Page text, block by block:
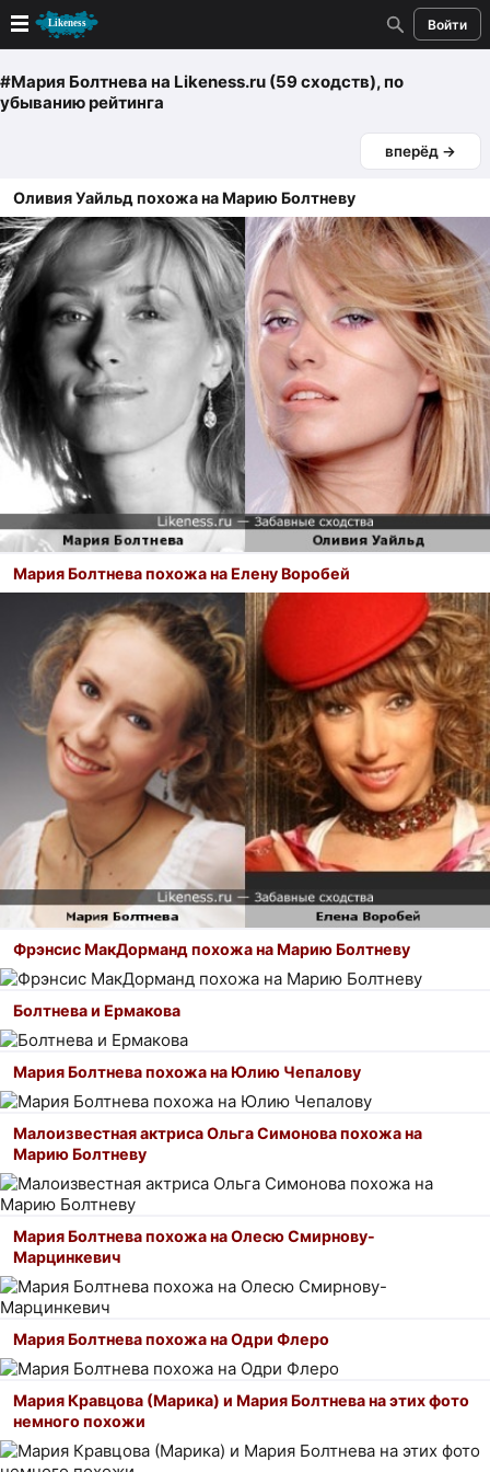
Войти
Новые
Голосование
Кандидаты
Случайное сходство 👍
Создать сходство
Для публикации необходима авторизация
Поиск
#Мария Болтнева на Likeness.ru (59 сходств), по
убыванию рейтинга
вперёд →
Оливия Уайльд похожа на Марию Болтневу
Мария Болтнева похожа на Елену Воробей
Фрэнсис МакДорманд похожа на Марию Болтневу
Болтнева и Ермакова
Мария Болтнева похожа на Юлию Чепалову
Малоизвестная актриса Ольга Симонова похожа на
Марию Болтневу
Мария Болтнева похожа на Олесю Смирнову-
Марцинкевич
Мария Болтнева похожа на Одри Флеро
Мария Кравцова (Марика) и Мария Болтнева на этих фото
немного похожи